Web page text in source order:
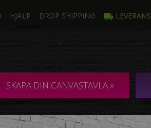
HJÄLP DROP SHIPPING LEVERANS
SKAPA DIN CANVASTAVLA »
I
ett foto